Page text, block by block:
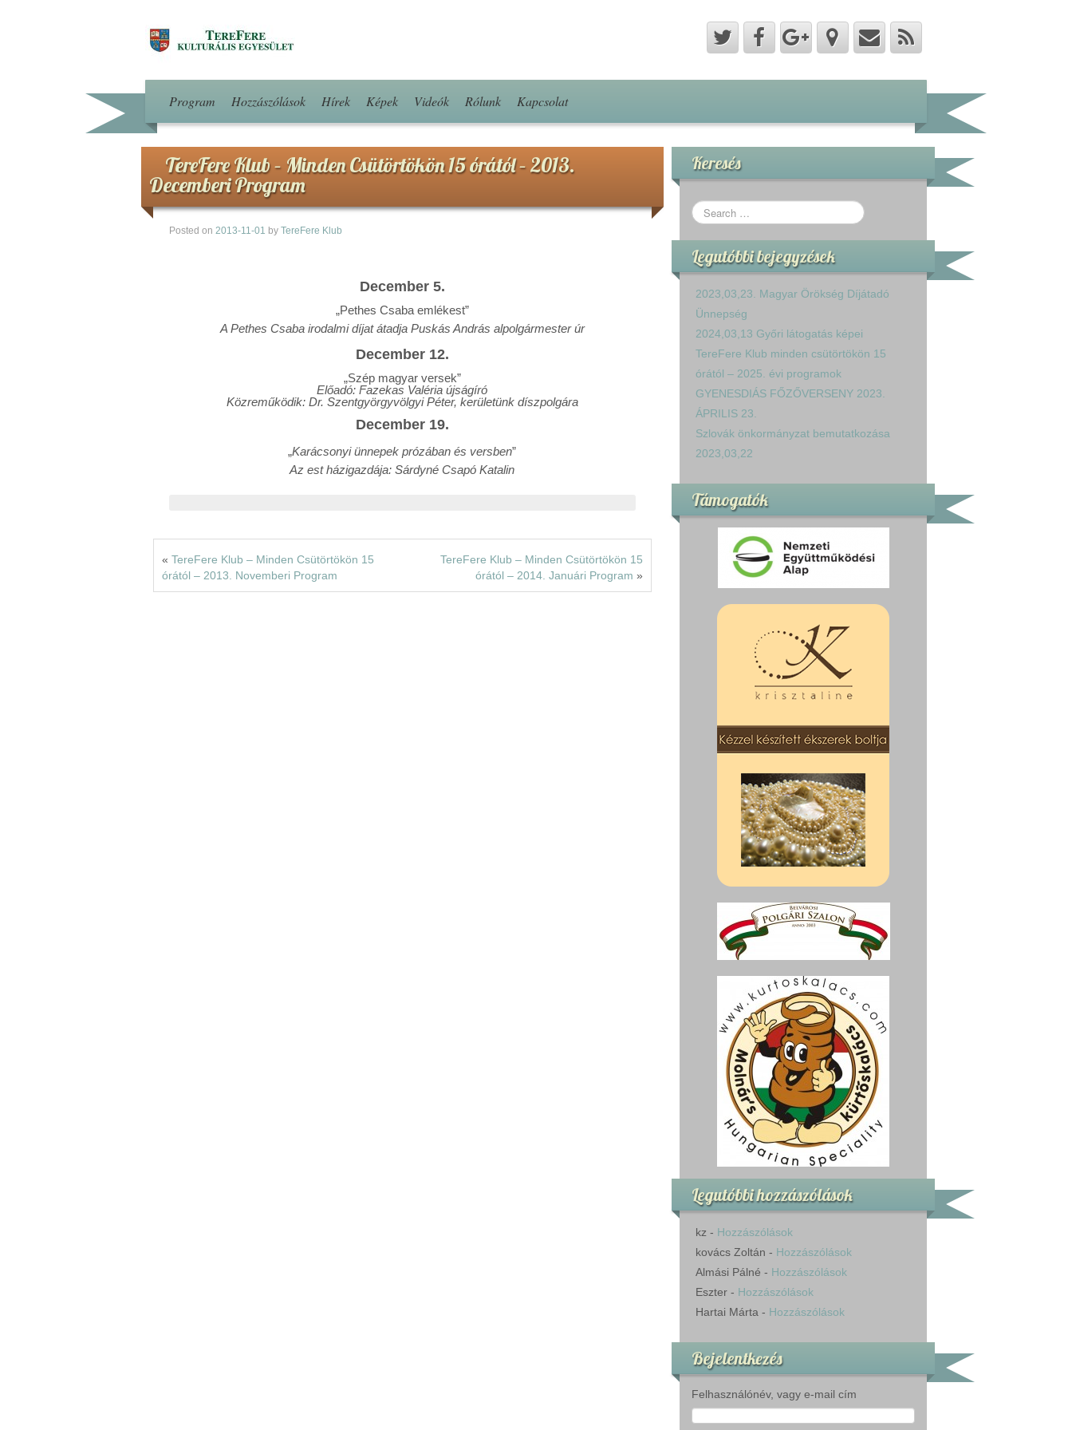
Program Hozzászólások Hírek Képek Videók Rólunk Kapcsolat
TereFere Klub – Minden Csütörtökön 15 órától – 2013.
Decemberi Program
Posted on 2013-11-01 by TereFere Klub
Decem ber 5.
„Pethes Csaba emlékest”
A Pethes Csaba irodalmi díjat átadja Puskás András alpolgármester úr
Decem ber 12.
„Szép magyar versek”
Előadó: Fazekas Valéria újságíró
Közreműködik: Dr. Szentgyörgyvölgyi Péter, kerületünk díszpolgára
Decem ber 19.
„Karácsonyi ünnepek prózában és versben”
Az est házigazdája:Sárdyné Csapó Katalin
« TereFere Klub – Minden Csütörtökön 15
órától – 2013. Novemberi Program
TereFere Klub – Minden Csütörtökön 15
órától – 2014. Januári Program »
Keresés
Legutóbbi bejegyzések
2023,03,23. Magyar Örökség Díjátadó
Ünnepség
2024,03,13 Győri látogatás képei
TereFere Klub minden csütörtökön 15
órától – 2025. évi programok
GYENESDIÁS FŐZŐVERSENY 2023.
ÁPRILIS 23.
Szlovák önkormányzat bemutatkozása
2023,03,22
Támogatók
Legutóbbi hozzászólások
kz - Hozzászólások
kovács Zoltán - Hozzászólások
Almási Pálné - Hozzászólások
Eszter - Hozzászólások
Hartai Márta - Hozzászólások
Bejelentkezés
Felhasználónév, vagy e-mail cím